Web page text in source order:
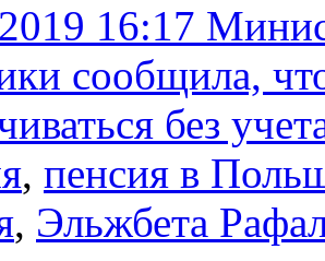
16:17
сообщила,
без
, пенсия в
, Эльжбета